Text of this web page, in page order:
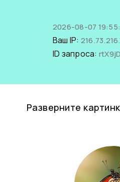
2026-08-07
Ваш IP:
ID запроса:
Разверните